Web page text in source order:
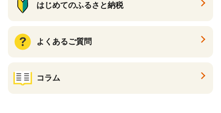
はじめてのふるさと納税
よくあるご質問
コラム